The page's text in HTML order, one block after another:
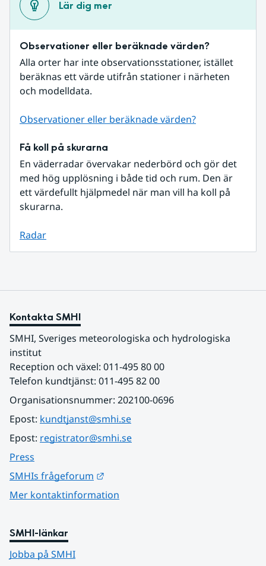
Lär dig mer
Observationer eller beräknade värden?
Alla orter har inte observationsstationer, istället
beräknas ett värde utifrån stationer i närheten
och modelldata.
Observationer eller beräknade värden?
Få koll på skurarna
En väderradar övervakar nederbörd och gör det
med hög upplösning i både tid och rum. Den är
ett värdefullt hjälpmedel när man vill ha koll på
skurarna.
Radar
Kontakta SMHI
SMHI, Sveriges meteorologiska och hydrologiska
institut
Reception och växel: 011-495 80 00
Telefon kundtjänst: 011-495 82 00
Organisationsnummer: 202100-0696
Epost: kundtjanst@smhi.se
Epost: registrator@smhi.se
Press
SMHIs frågeforum
Mer kontaktinformation
SMHI-länkar
Jobba på SMHI